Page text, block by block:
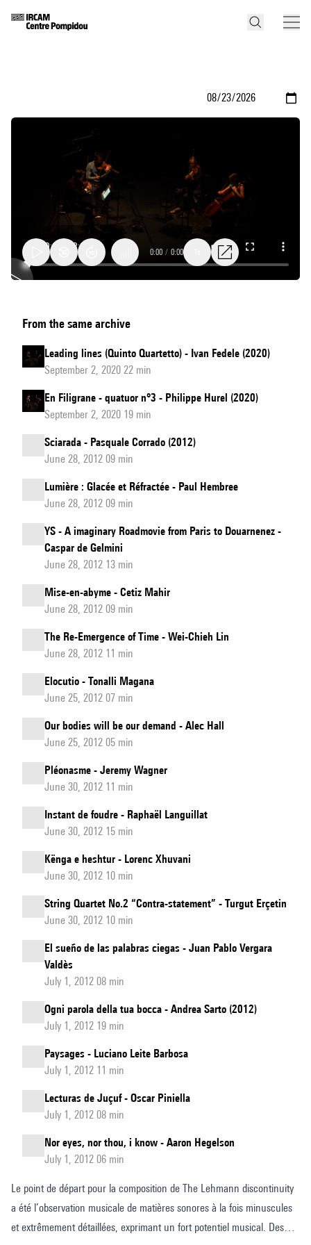
Lehmann
discontinuity
0:00 / 0:00
From the same archive
Leading lines (Quinto Quartetto) - Ivan Fedele (2020)
September 2, 2020 22 min
En Filigrane - quatuor n°3 - Philippe Hurel (2020)
September 2, 2020 19 min
Sciarada - Pasquale Corrado (2012)
June 28, 2012 09 min
Lumière : Glacée et Réfractée - Paul Hembree
June 28, 2012 09 min
YS - A imaginary Roadmovie from Paris to Douarnenez -
Caspar de Gelmini
June 28, 2012 13 min
Mise-en-abyme - Cetiz Mahir
June 28, 2012 09 min
The Re-Emergence of Time - Wei-Chieh Lin
June 28, 2012 11 min
Elocutio - Tonalli Magana
June 25, 2012 07 min
Our bodies will be our demand - Alec Hall
June 25, 2012 05 min
Pléonasme - Jeremy Wagner
June 30, 2012 11 min
Instant de foudre - Raphaël Languillat
June 30, 2012 15 min
Kënga e heshtur - Lorenc Xhuvani
June 30, 2012 10 min
String Quartet No.2 “Contra-statement” - Turgut Erçetin
June 30, 2012 10 min
El sueño de las palabras ciegas - Juan Pablo Vergara
Valdès
July 1, 2012 08 min
Ogni parola della tua bocca - Andrea Sarto (2012)
July 1, 2012 19 min
Paysages - Luciano Leite Barbosa
July 1, 2012 11 min
Lecturas de Juçuf - Oscar Piniella
July 1, 2012 08 min
Nor eyes, nor thou, i know - Aaron Hegelson
July 1, 2012 06 min
Le point de départ pour la composition de The Lehmann discontinuity
a été l’observation musicale de matières sonores à la fois minuscules
et extrêmement détaillées, exprimant un fort potentiel musical. Des